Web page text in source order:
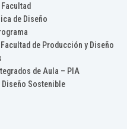
de Diseño
de Producción y Diseño
de Aula – PIA
Sostenible